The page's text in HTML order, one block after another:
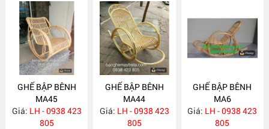
GHẾ BẬP BÊNH
MA45
Giá: LH - 0938 423
805
GHẾ BẬP BÊNH
MA44
Giá: LH - 0938 423
805
GHẾ BẬP BÊNH
MA6
Giá: LH - 0938 423
805